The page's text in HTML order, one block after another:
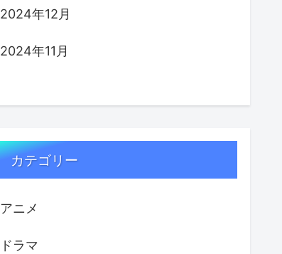
2024年12月
2024年11月
カテゴリー
アニメ
ドラマ